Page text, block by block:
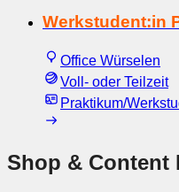
Werkstudent:in
Office Würselen
Voll- oder Teilzeit
Praktikum/
Shop & Content